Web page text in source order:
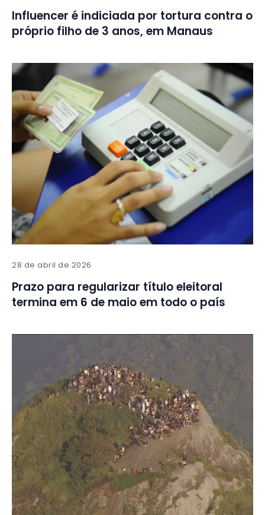
Influencer é indiciada por tortura contra o
próprio filho de 3 anos, em Manaus
28 de abril de 2026
Prazo para regularizar título eleitoral
termina em 6 de maio em todo o país